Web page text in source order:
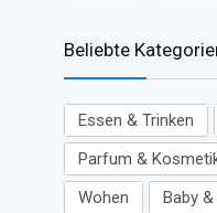
Beliebte
Essen & Trinken
Parfum &
Wohen
Baby